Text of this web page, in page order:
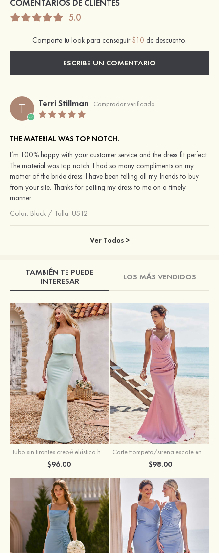
COMENTARIOS DE CLIENTES
5.0
Comparte tu look para conseguir $10 de descuento.
ESCRIBE UN COMENTARIO
T Terri Stillman Comprador verificado
THE MATERIAL WAS TOP NOTCH.
I’m 100% happy with your customer service and the dress fit perfect.
The material was top notch. I had so many compliments on my
mother of the bride dress. I have been telling all my friends to buy
from your site. Thanks for getting my dress to me on a timely
manner.
Color: Black / Talla: US12
Ver Todos >
TAMBIÉN TE PUEDE
INTERESAR
LOS MÁS VENDIDOS
$96.00 $98.00